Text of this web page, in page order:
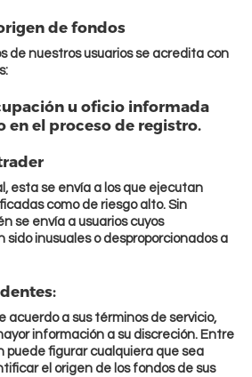
de fondos
de nuestros usuarios se acredita con
u oficio informada
en el proceso de registro.
esta se envía a los que ejecutan
como de riesgo alto. Sin
se envía a usuarios cuyos
sido inusuales o desproporcionados a
acuerdo a sus términos de servicio,
información a su discreción. Entre
puede figurar cualquiera que sea
el origen de los fondos de sus